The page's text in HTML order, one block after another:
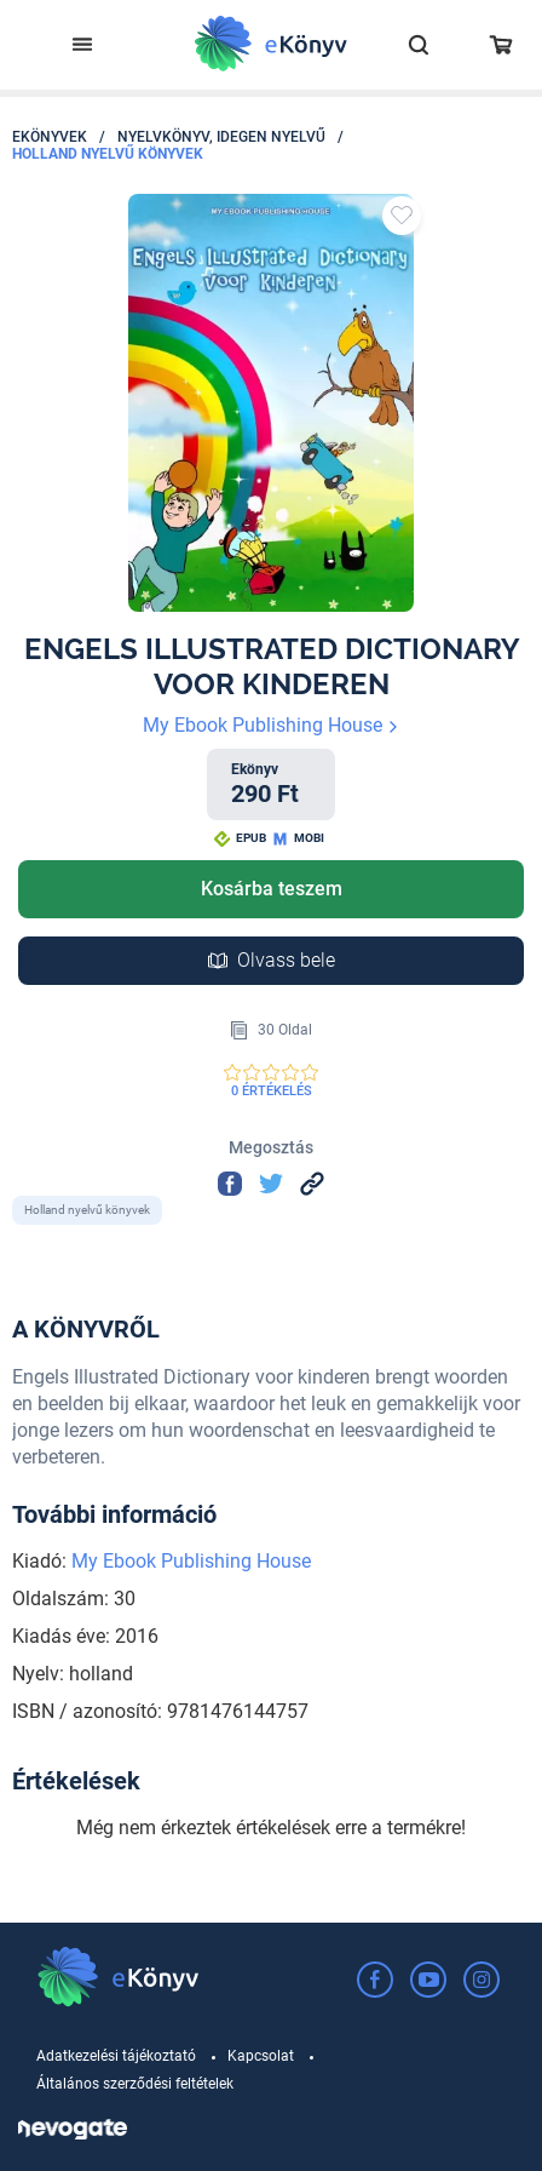
EKÖNYVEK / NYELVKÖNYV, IDEGEN NYELVŰ
/
HOLLAND NYELVŰ KÖNYVEK
ENGELS ILLUSTRATED DICTIONARY
VOOR KINDEREN
My Ebook Publishing House
Ekönyv
290 Ft
EPUB MOBI
Kosárba teszem
Olvass bele
30 Oldal
0 ÉRTÉKELÉS
Megosztás
Holland nyelvű könyvek
A KÖNYVRŐL
Engels Illustrated Dictionary voor kinderen brengt woorden
en beelden bij elkaar, waardoor het leuk en gemakkelijk voor
jonge lezers om hun woordenschat en leesvaardigheid te
verbeteren.
További információ
Kiadó: My Ebook Publishing House
Oldalszám: 30
Kiadás éve: 2016
Nyelv: holland
ISBN / azonosító: 9781476144757
Értékelések
Még nem érkeztek értékelések erre a termékre!
Adatkezelési tájékoztató
Kapcsolat
Általános szerződési feltételek